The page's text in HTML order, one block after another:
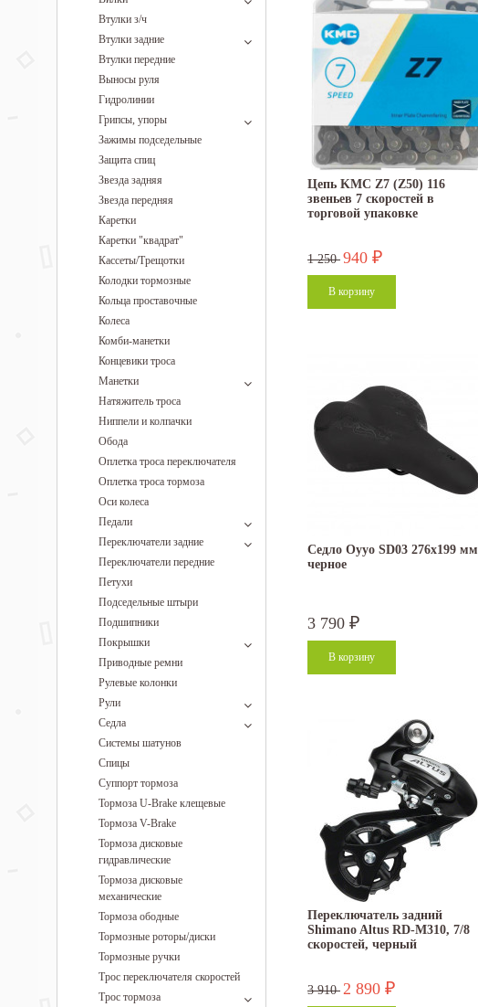
Втулки з/ч
Втулки задние
Втулки передние
Выносы руля
Гидролинии
Грипсы, упоры
Зажимы подседельные
Защита спиц
Звезда задняя
Звезда передняя
Каретки
Каретки "квадрат"
Кассеты/Трещотки
Колодки тормозные
Кольца проставочные
Колеса
Комби-манетки
Концевики троса
Манетки
Натяжитель троса
Ниппели и колпачки
Обода
Оплетка троса переключателя
Оплетка троса тормоза
Оси колеса
Педали
Переключатели задние
Переключатели передние
Петухи
Подседельные штыри
Подшипники
Покрышки
Приводные ремни
Рулевые колонки
Рули
Седла
Системы шатунов
Спицы
Суппорт тормоза
Тормоза U-Brake клещевые
Тормоза V-Brake
Тормоза дисковые
гидравлические
Тормоза дисковые
механические
Тормоза ободные
Тормозные роторы/диски
Тормозные ручки
Трос переключателя скоростей
Трос тормоза
Цепь KMC Z7 (Z50) 116
звеньев 7 скоростей в
торговой упаковке
1 250 940 ₽
Седло Oyyo SD03 276x199 мм
черное
3 790 ₽
Переключатель задний
Shimano Altus RD-M310, 7/8
скоростей, черный
3 910 2 890 ₽